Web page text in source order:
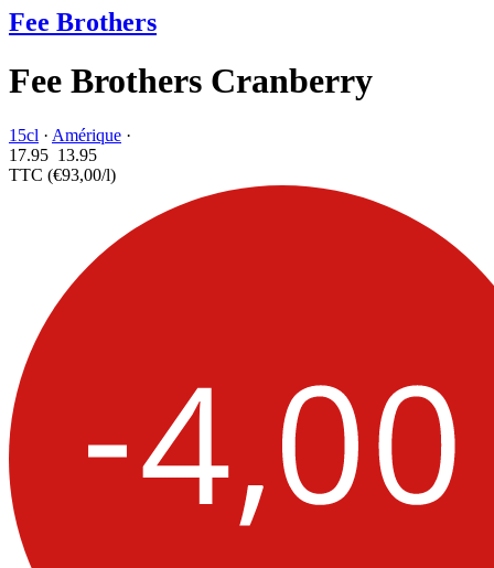
Fee Brothers
Fee Brothers Cranberry
15cl · Amérique ·
17.95 13.95
TTC (€93,00/l)